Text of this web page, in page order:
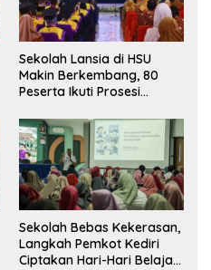
Sekolah Lansia di HSU
Makin Berkembang, 80
Peserta Ikuti Prosesi
Sekolah Bebas Kekerasan,
Langkah Pemkot Kediri
Ciptakan Hari-Hari Belajar